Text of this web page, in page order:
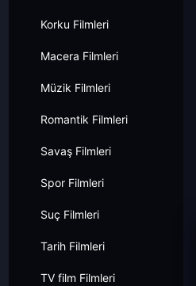
Korku Filmleri
Macera Filmleri
Müzik Filmleri
Romantik Filmleri
Savaş Filmleri
Spor Filmleri
Suç Filmleri
Tarih Filmleri
TV film Filmleri